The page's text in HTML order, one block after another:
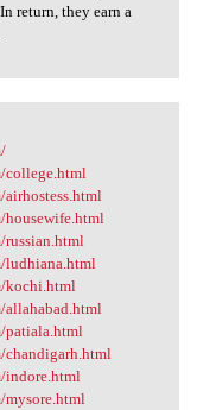
return, they earn a
college.html
ludhiana.html
kochi.html
patiala.html
indore.html